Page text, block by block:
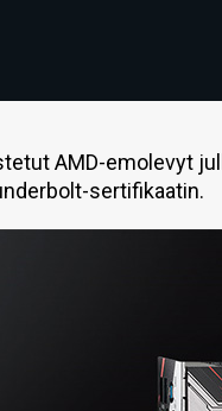
AMD-emolevyt
sertifikaatin.